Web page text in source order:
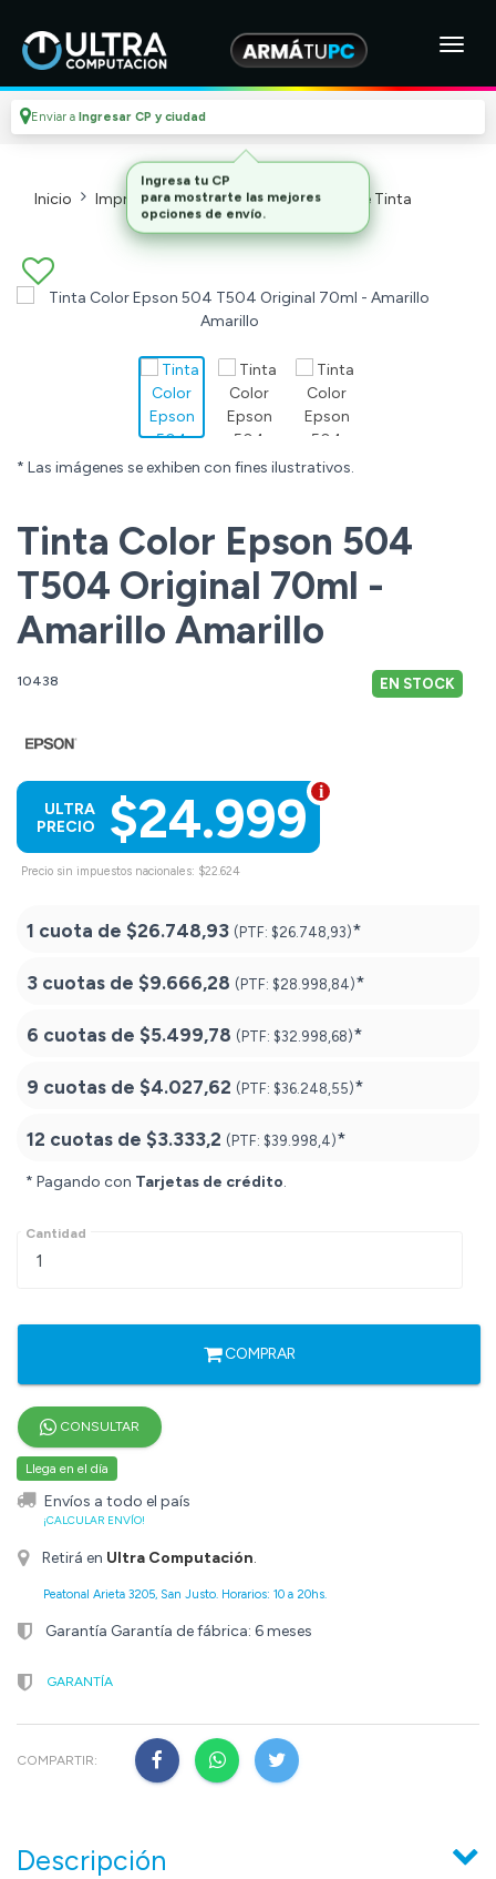
Enviar a Ingresar CP y ciudad
Inicio Impresoras Y Cartuchos Botellas De Tinta
* Las imágenes se exhiben con fines ilustrativos.
Tinta Color Epson 504
T504 Original 70ml -
Amarillo Amarillo
10438 EN STOCK
$24.999
ULTRA
PRECIO
Precio sin impuestos nacionales: $22.624
1 cuota de $26.748,93 (PTF: $26.748,93)*
3 cuotas de $9.666,28 (PTF: $28.998,84)*
6 cuotas de $5.499,78 (PTF: $32.998,68)*
9 cuotas de $4.027,62 (PTF: $36.248,55)*
12 cuotas de $3.333,2 (PTF: $39.998,4)*
* Pagando con Tarjetas de crédito.
Cantidad
COMPRAR
CONSULTAR
Llega en el día
Envíos a todo el país
¡CALCULAR ENVÍO!
Retirá en Ultra Computación.
Peatonal Arieta 3205, San Justo. Horarios: 10 a 20hs.
Garantía Garantía de fábrica: 6 meses
GARANTÍA
COMPARTIR:
Descripción